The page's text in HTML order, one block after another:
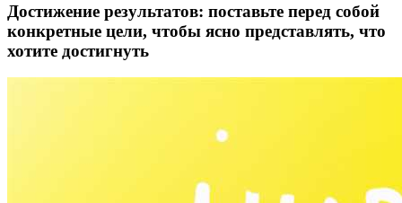
Достижение результатов: поставьте перед собой
конкретные цели, чтобы ясно представлять, что
хотите достигнуть